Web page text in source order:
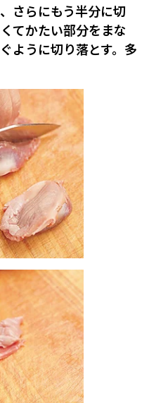
さらにもう半分に切
てかたい部分をまな
ように切り落とす。多